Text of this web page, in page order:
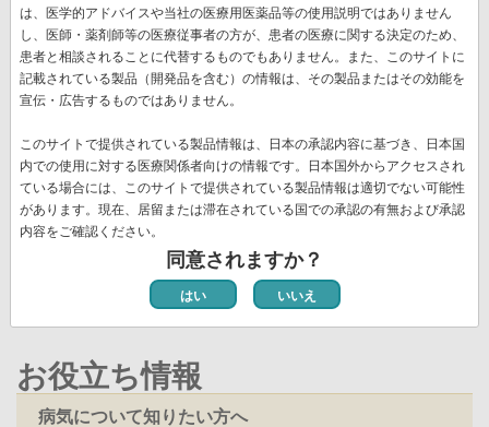
2024年4月11日 プレスリリース
膵がんのイメージング剤として開発中の「NMK89」、世
界初の患者画像撮影を米国で発表(PDF)
ペ
ー
送
り
頭
ペ
ー
ジ
ペ
ー
ジ
ー
ジ
ー
ジ
ー
ジ
ー
ジ
レ
ン
ト
ペ
ー
ジ
ー
ジ
ペ
ー
ジ
8
ペ
ー
ジ
9
次
ペ
ー
ジ
››
最
終
ペ
ジ
最終 »
新着情報一覧
お役立ち情報
病気について知りたい方へ
は、医学的アドバイスや当社の医療用医薬品等の使用説明ではありません
し、医師・薬剤師等の医療従事者の方が、患者の医療に関する決定のため、
患者と相談されることに代替するものでもありません。また、このサイトに
記載されている製品（開発品を含む）の情報は、その製品またはその効能を
宣伝・広告するものではありません。
このサイトで提供されている製品情報は、日本の承認内容に基づき、日本国
内での使用に対する医療関係者向けの情報です。日本国外からアクセスされ
ている場合には、このサイトで提供されている製品情報は適切でない可能性
があります。現在、居留または滞在されている国での承認の有無および承認
内容をご確認ください。
同意されますか？
はい いいえ